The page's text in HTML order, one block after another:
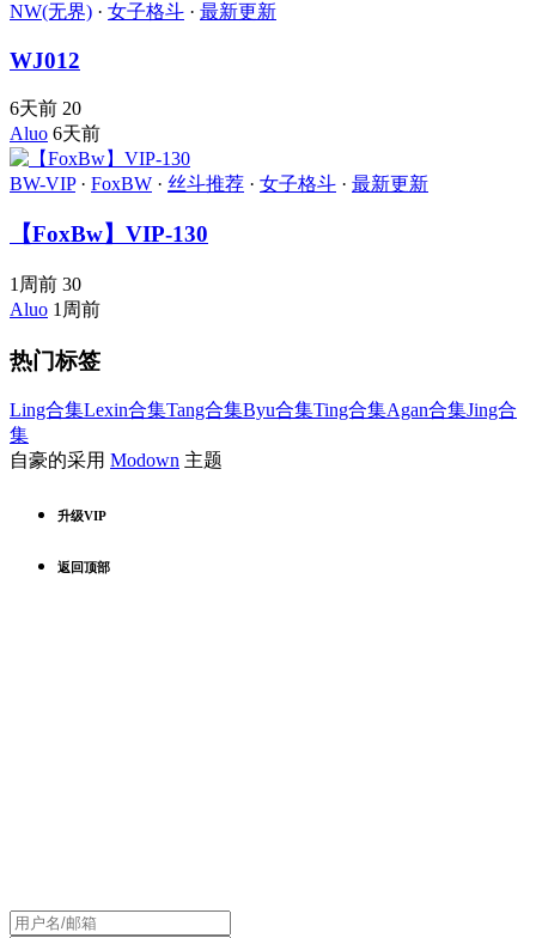
NW(无界) · 女子格斗 · 最新更新
WJ012
6天前 20
Aluo 6天前
BW-VIP· FoxBW · 丝斗推荐 · 女子格斗 · 最新更新
【FoxBw】VIP-130
1周前 30
Aluo 1周前
热门标签
Ling合集Lexin合集Tang合集Byu合集Ting合集Agan合集Jing合
集
自豪的采用 Modown 主题
升级VIP
返回顶部